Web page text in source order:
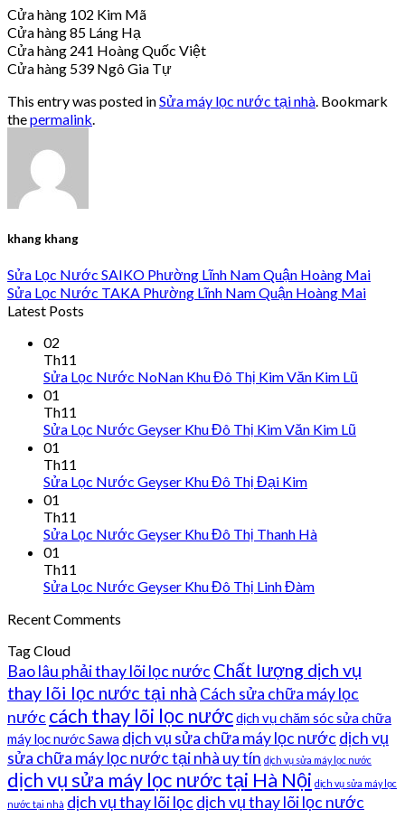
Cửa hàng 102 Kim Mã
Cửa hàng 85 Láng Hạ
Cửa hàng 241 Hoàng Quốc Việt
Cửa hàng 539 Ngô Gia Tự
This entry was posted inSửa máy lọc nước tại nhà. Bookmark
thepermalink.
khang khang
Sửa Lọc Nước SAIKO Phường Lĩnh Nam Quận Hoàng Mai
Sửa Lọc Nước TAKA Phường Lĩnh Nam Quận Hoàng Mai
Latest Posts
02
Th11
Sửa Lọc Nước NoNan Khu Đô Thị Kim Văn Kim Lũ
01
Th11
Sửa Lọc Nước Geyser Khu Đô Thị Kim Văn Kim Lũ
01
Th11
Sửa Lọc Nước Geyser Khu Đô Thị Đại Kim
01
Th11
Sửa Lọc Nước Geyser Khu Đô Thị Thanh Hà
01
Th11
Sửa Lọc Nước Geyser Khu Đô Thị Linh Đàm
Recent Comments
Tag Cloud
Bao lâu phải thay lõi lọc nước Chất lượng dịch vụ
thay lõi lọc nước tại nhà Cách sửa chữa máy lọc
nước cách thay lõi lọc nướcdịch vụ chăm sóc sửa chữa
máy lọc nước Sawa dịch vụ sửa chữa máy lọc nước dịch vụ
sửa chữa máy lọc nước tại nhà uy tín dịch vụ sửa máy lọc nước
dịch vụ sửa máy lọc nước tại Hà Nội dịch vụ sửa máy lọc
nước tại nhà dịch vụ thay lõi lọc dịch vụ thay lõi lọc nước